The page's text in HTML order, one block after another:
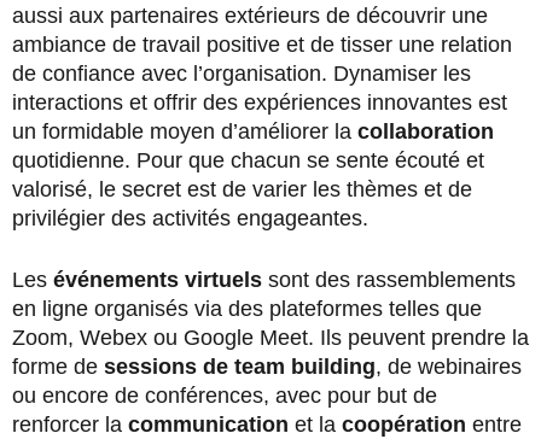
aussi aux partenaires extérieurs de découvrir une
ambiance de travail positive et de tisser une relation
de confiance avec l’organisation. Dynamiser les
interactions et offrir des expériences innovantes est
un formidable moyen d’améliorer la collaboration
quotidienne. Pour que chacun se sente écouté et
valorisé, le secret est de varier les thèmes et de
privilégier des activités engageantes.
Les événements virtuels sont des rassemblements
en ligne organisés via des plateformes telles que
Zoom, Webex ou Google Meet. Ils peuvent prendre la
forme de sessions de team building, de webinaires
ou encore de conférences, avec pour but de
renforcer la communication et la coopération entre